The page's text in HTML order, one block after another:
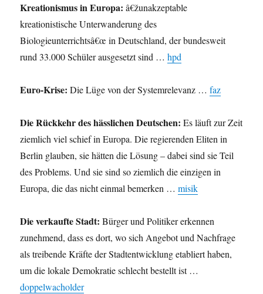
Kreationismus in Europa: â€žunakzeptable
kreationistische Unterwanderung des
Biologieunterrichtsâ€œ in Deutschland, der bundesweit
rund 33.000 Schüler ausgesetzt sind …hpd
Euro-Krise: Die Lüge von der Systemrelevanz …faz
Die Rückkehr des hässlichen Deutschen: Es läuft zur Zeit
ziemlich viel schief in Europa. Die regierenden Eliten in
Berlin glauben, sie hätten die Lösung – dabei sind sie Teil
des Problems. Und sie sind so ziemlich die einzigen in
Europa, die das nicht einmal bemerken …misik
Die verkaufte Stadt: Bürger und Politiker erkennen
zunehmend, dass es dort, wo sich Angebot und Nachfrage
als treibende Kräfte der Stadtentwicklung etabliert haben,
um die lokale Demokratie schlecht bestellt ist …
doppelwacholder